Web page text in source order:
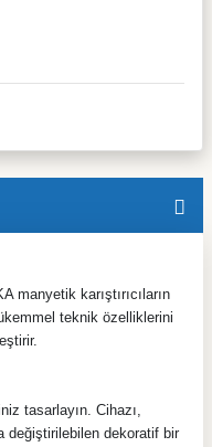
manyetik karıştırıcıların
teknik özelliklerini
tasarlayın. Cihazı,
değiştirilebilen dekoratif bir